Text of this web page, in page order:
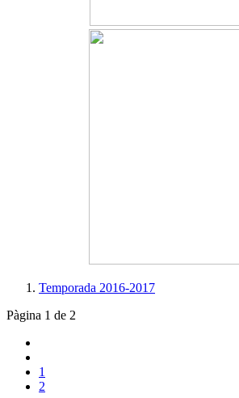
Temporada 2016-2017
Pàgina 1 de 2
1
2